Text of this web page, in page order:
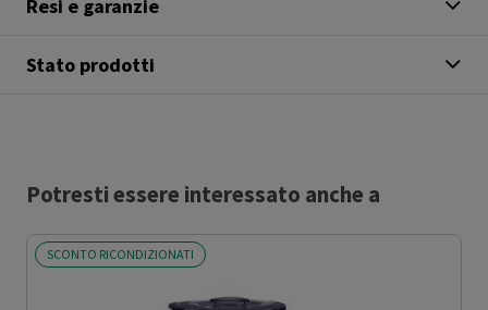
Resi e garanzie
Stato prodotti
Potresti essere interessato anche a
SCONTO RICONDIZIONATI